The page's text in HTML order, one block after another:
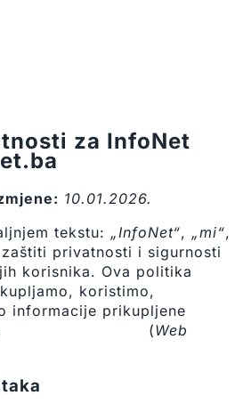
za InfoNet
10.01.2026.
tekstu: „InfoNet“, „mi“,
privatnosti i sigurnosti
korisnika. Ova politika
koristimo,
informacije prikupljene
(Web